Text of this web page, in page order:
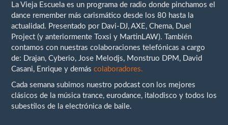
La Vieja Escuela es un programa de radio donde pinchamos el
dance remember más carismático desde los 80 hasta la
actualidad. Presentado por Davi-DJ, AXE, Chema, Duel
Project (y anteriormente Toxsi y MartinLAW). También
contamos con nuestras colaboraciones telefónicas a cargo
de: Drajan, Cyberio, Jose Melodjs, Monstruo DPM, David
Casani, Enrique y demás colaboradores.
Cada semana subimos nuestro podcast con los mejores
clásicos de la música trance, eurodance, italodisco y todos los
subestilos de la electrónica de baile.